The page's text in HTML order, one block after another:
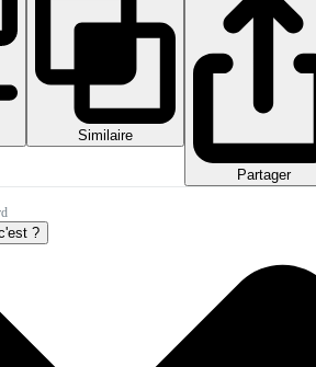
Similaire
Partager
?